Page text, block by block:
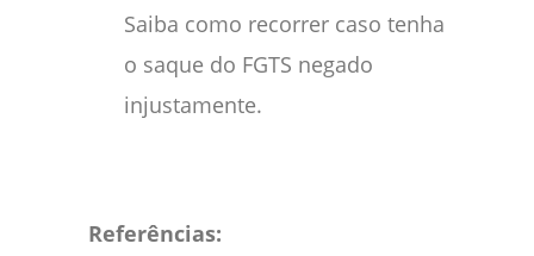
Saiba como recorrer caso tenha
o saque do FGTS negado
injustamente.
Referências: